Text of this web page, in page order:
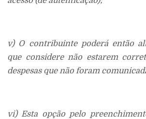
v) O contribuinte poderá então
que considere não estarem
despesas que não foram
vi) Esta opção pelo